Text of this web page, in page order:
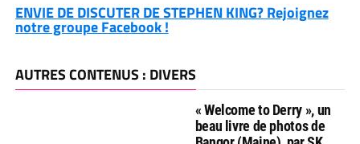
ENVIE DE DISCUTER DE STEPHEN KING? Rejoignez
notre groupe Facebook !
AUTRES CONTENUS : DIVERS
« Welcome to Derry », un
beau livre de photos de